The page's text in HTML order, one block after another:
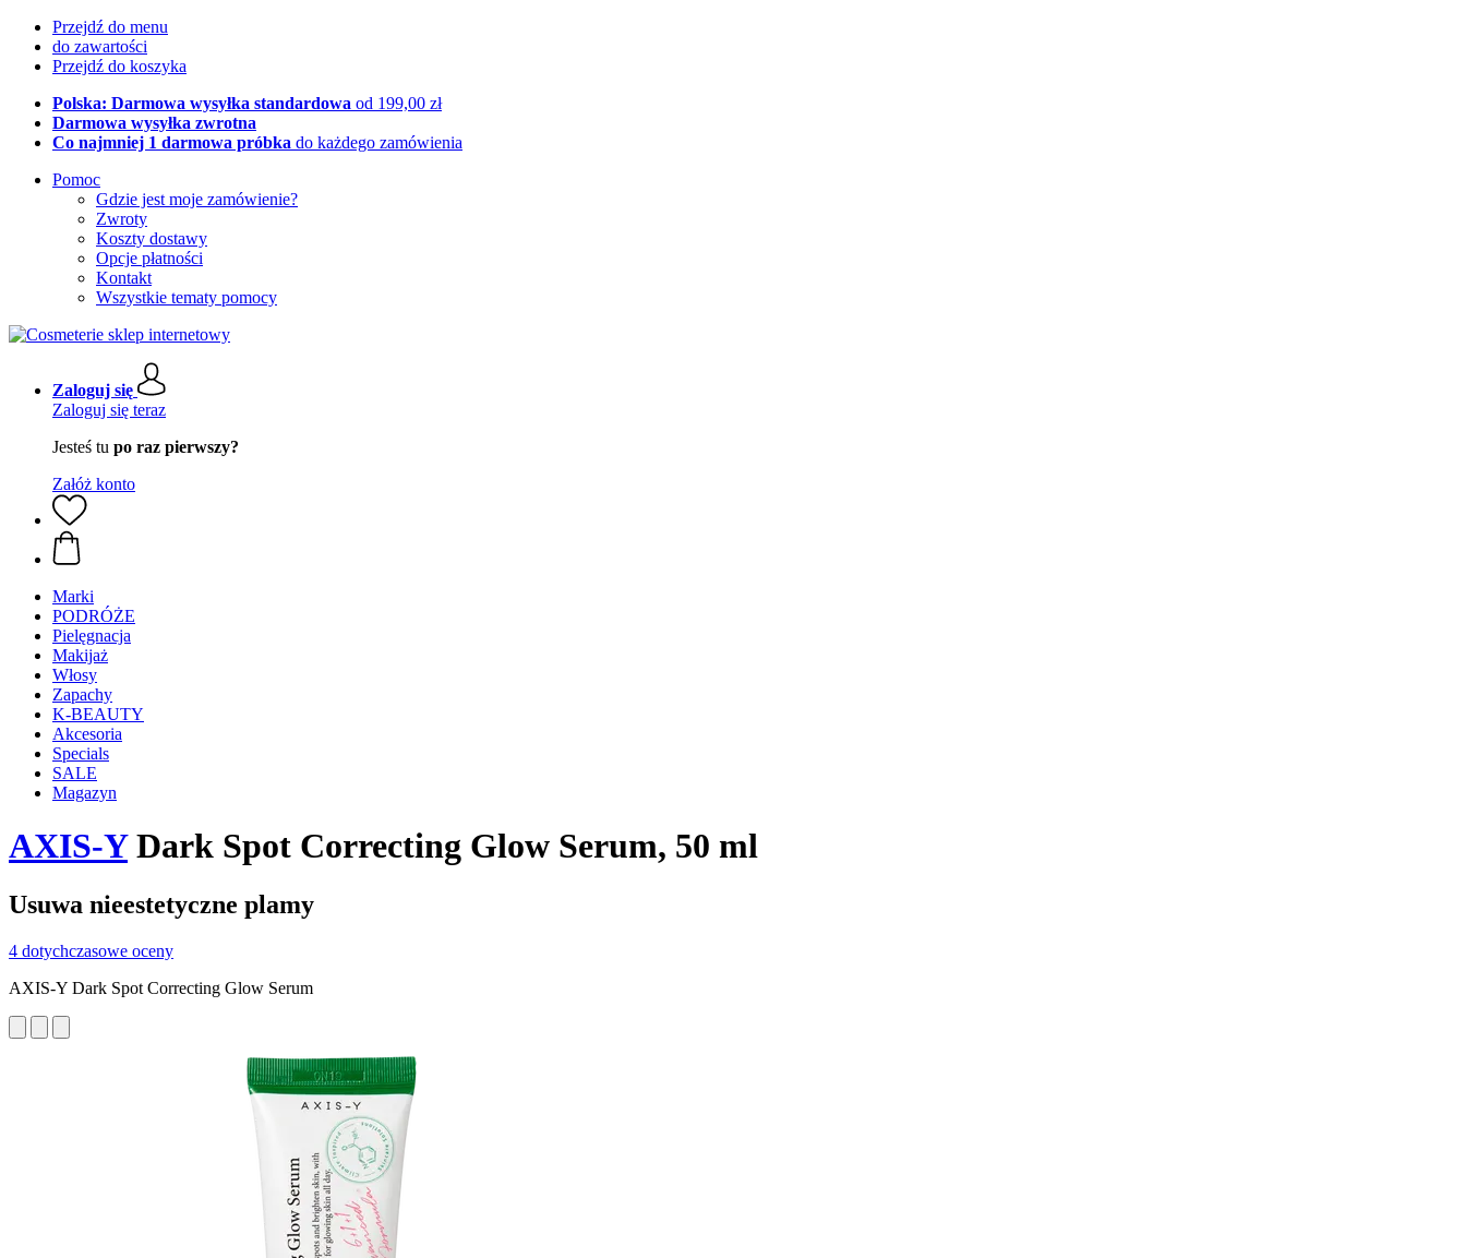
Przejdź do menu
do zawartości
Przejdź do koszyka
Polska: Darmowa wysyłka standardowa od 199,00 zł
Darmowa wysyłka zwrotna
Co najmniej 1 darmowa próbka do każdego zamówienia
Pomoc
Gdzie jest moje zamówienie?
Zwroty
Koszty dostawy
Opcje płatności
Kontakt
Wszystkie tematy pomocy
Zaloguj się
Zaloguj się teraz
Jesteś tu po raz pierwszy?
Załóż konto
Marki
PODRÓŻE
Pielęgnacja
Makijaż
Włosy
Zapachy
K-BEAUTY
Akcesoria
Specials
SALE
Magazyn
AXIS-YDark Spot Correcting Glow Serum, 50 ml
Usuwa nieestetyczne plamy
4 dotychczasowe oceny
AXIS-Y Dark Spot Correcting Glow Serum